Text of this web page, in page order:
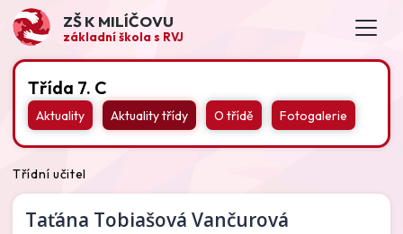
ZŠ K MILÍČOVU
základní škola s RVJ
Třída 7. C
Aktuality Aktuality třídy O třídě Fotogalerie
Třídní učitel
Taťána Tobiašová Vančurová